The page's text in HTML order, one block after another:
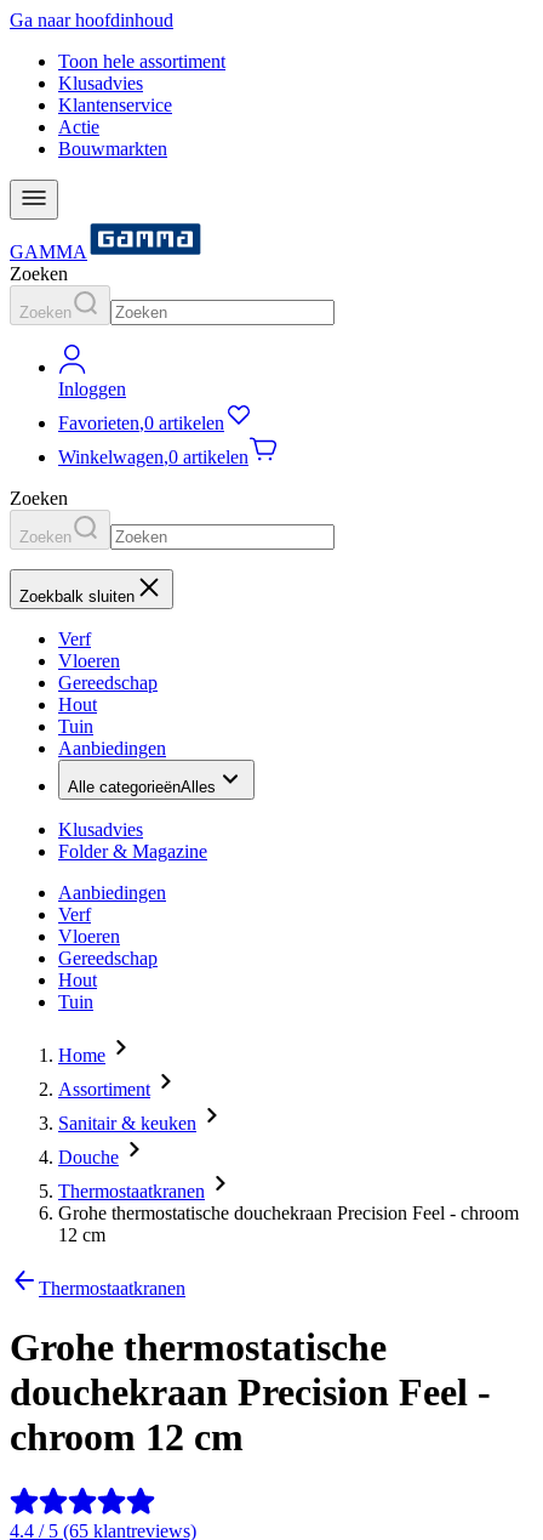
Ga naar hoofdinhoud
Toon hele assortiment
Klusadvies
Klantenservice
Actie
Bouwmarkten
GAMMA
Zoeken
Zoeken
Inloggen
Favorieten,0 artikelen
Winkelwagen,0 artikelen
Zoeken
Zoeken
Zoekbalk sluiten
Verf
Vloeren
Gereedschap
Hout
Tuin
Aanbiedingen
Alle categorieënAlles
Klusadvies
Folder & Magazine
Aanbiedingen
Verf
Vloeren
Gereedschap
Hout
Tuin
Home
Assortiment
Sanitair & keuken
Douche
Thermostaatkranen
Grohe thermostatische douchekraan Precision Feel - chroom
12 cm
Thermostaatkranen
Grohe thermostatische
douchekraan Precision Feel -
chroom 12 cm
4.4 / 5 (65 klantreviews)